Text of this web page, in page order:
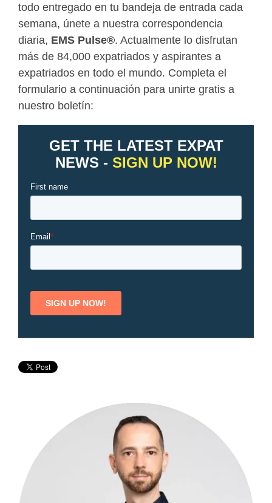
todo entregado en tu bandeja de entrada cada
semana, únete a nuestra correspondencia
diaria, EMS Pulse®. Actualmente lo disfrutan
más de 84,000 expatriados y aspirantes a
expatriados en todo el mundo. Completa el
formulario a continuación para unirte gratis a
nuestro boletín: